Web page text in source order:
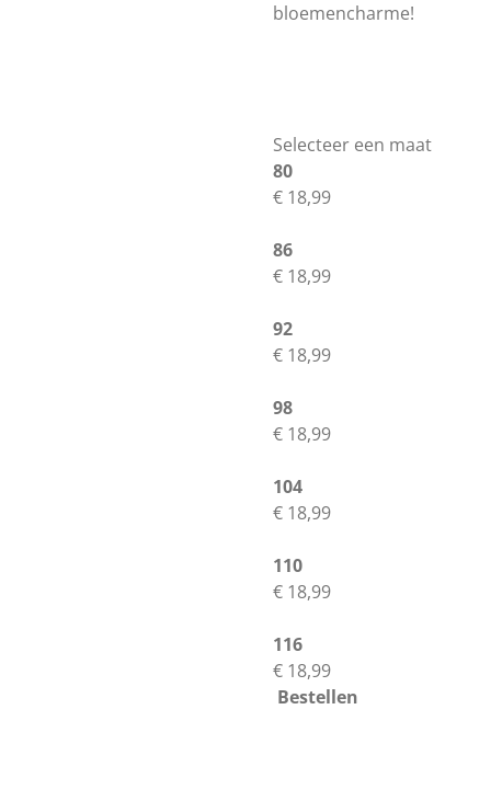
bloemencharme!
Selecteer een maat
80
€ 18,99
86
€ 18,99
92
€ 18,99
98
€ 18,99
104
€ 18,99
110
€ 18,99
116
€ 18,99
Bestellen